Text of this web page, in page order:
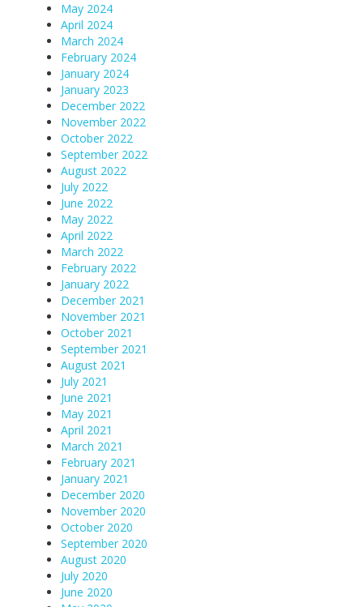
May 2024
April 2024
March 2024
February 2024
January 2024
January 2023
December 2022
November 2022
October 2022
September 2022
August 2022
July 2022
June 2022
May 2022
April 2022
March 2022
February 2022
January 2022
December 2021
November 2021
October 2021
September 2021
August 2021
July 2021
June 2021
May 2021
April 2021
March 2021
February 2021
January 2021
December 2020
November 2020
October 2020
September 2020
August 2020
July 2020
June 2020